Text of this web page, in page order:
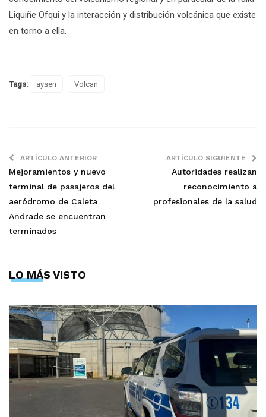
Liquiñe Ofqui y la interacción y distribución volcánica que existe
en torno a ella.
Tags: aysen Volcan
ARTÍCULO ANTERIOR
Mejoramientos y nuevo
terminal de pasajeros del
aeródromo de Caleta
Andrade se encuentran
terminados
ARTÍCULO SIGUIENTE
Autoridades realizan
reconocimiento a
profesionales de la salud
LO MÁS VISTO